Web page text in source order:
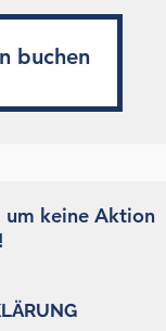
buchen
um keine Aktion